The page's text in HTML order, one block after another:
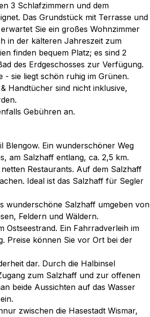
3 Schlafzimmern und dem
Das Grundstück mit Terrasse und
Sie ein großes Wohnzimmer
in der kälteren Jahreszeit zum
finden bequem Platz; es sind 2
des Erdgeschosses zur Verfügung.
- sie liegt schön ruhig im Grünen.
Handtücher sind nicht inklusive,
Gebühren an.
Blengow. Ein wunderschöner Weg
am Salzhaff entlang, ca. 2,5 km.
Restaurants. Auf dem Salzhaff
Ideal ist das Salzhaff für Segler
wunderschöne Salzhaff umgeben von
Feldern und Wäldern.
Ein Fahrradverleih im
Preise können Sie vor Ort bei der
dar. Durch die Halbinsel
zum Salzhaff und zur offenen
beide Aussichten auf das Wasser
zwischen die Hasestadt Wismar,